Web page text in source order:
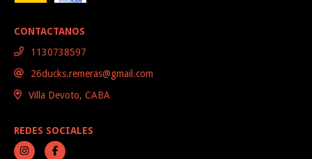
CONTACTANOS
1130738597
26ducks.remeras@gmail.com
Villa Devoto, CABA
REDES SOCIALES